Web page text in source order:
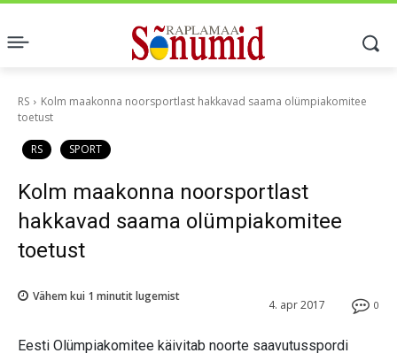
RS
Kolm maakonna noorsportlast hakkavad saama olümpiakomitee
toetust
RS SPORT
Kolm maakonna noorsportlast
hakkavad saama olümpiakomitee
toetust
0
4. apr 2017
Vähem kui 1 minutit lugemist
Eesti Olümpiakomitee käivitab noorte saavutusspordi